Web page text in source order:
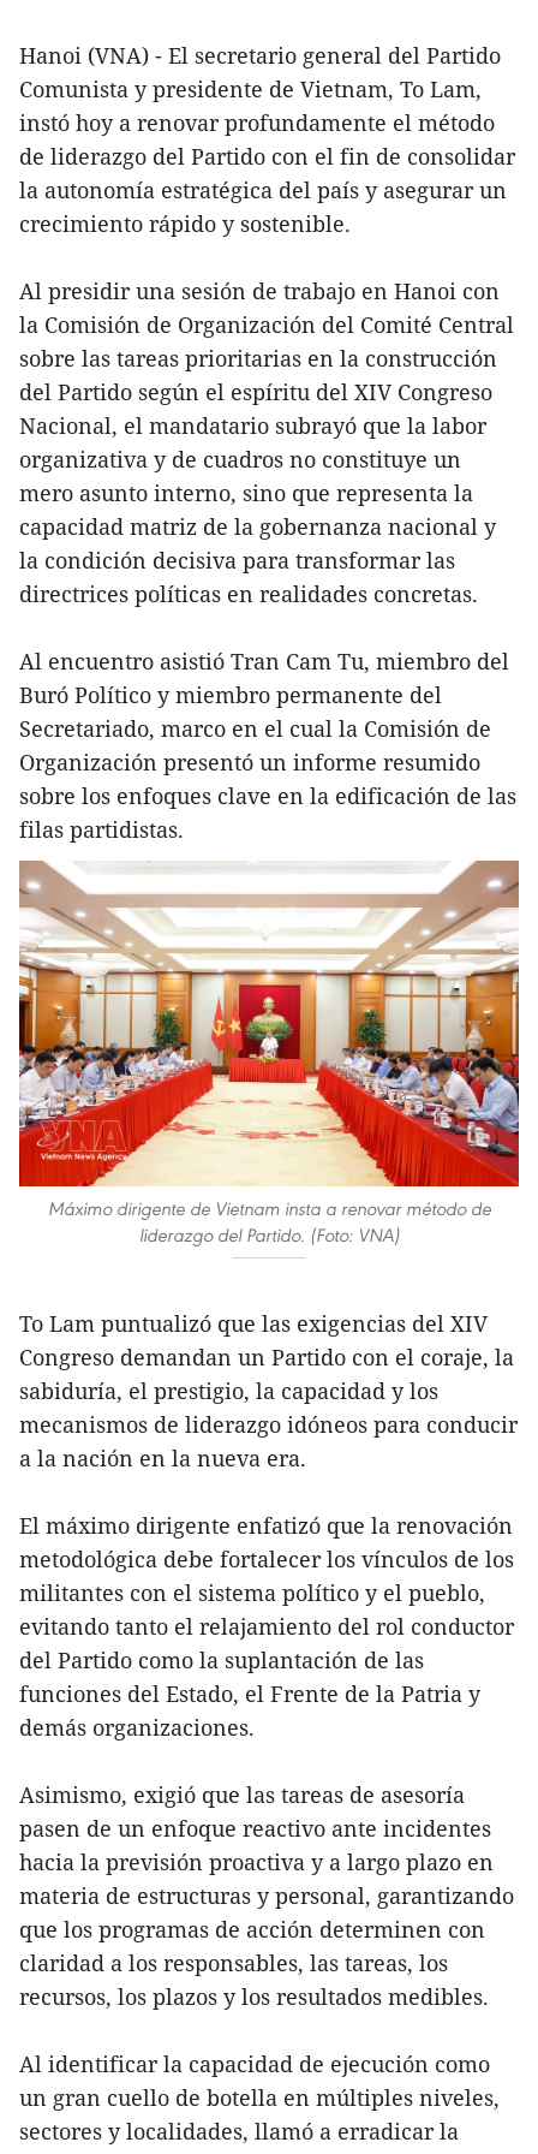
Hanoi (VNA) - El secretario general del Partido
Comunista y presidente de Vietnam, To Lam,
instó hoy a renovar profundamente el método
de liderazgo del Partido con el fin de consolidar
la autonomía estratégica del país y asegurar un
crecimiento rápido y sostenible.
Al presidir una sesión de trabajo en Hanoi con
la Comisión de Organización del Comité Central
sobre las tareas prioritarias en la construcción
del Partido según el espíritu del XIV Congreso
Nacional, el mandatario subrayó que la labor
organizativa y de cuadros no constituye un
mero asunto interno, sino que representa la
capacidad matriz de la gobernanza nacional y
la condición decisiva para transformar las
directrices políticas en realidades concretas.
Al encuentro asistió Tran Cam Tu, miembro del
Buró Político y miembro permanente del
Secretariado, marco en el cual la Comisión de
Organización presentó un informe resumido
sobre los enfoques clave en la edificación de las
filas partidistas.
Máximo dirigente de Vietnam insta a renovar método de
liderazgo del Partido. (Foto: VNA)
To Lam puntualizó que las exigencias del XIV
Congreso demandan un Partido con el coraje, la
sabiduría, el prestigio, la capacidad y los
mecanismos de liderazgo idóneos para conducir
a la nación en la nueva era.
El máximo dirigente enfatizó que la renovación
metodológica debe fortalecer los vínculos de los
militantes con el sistema político y el pueblo,
evitando tanto el relajamiento del rol conductor
del Partido como la suplantación de las
funciones del Estado, el Frente de la Patria y
demás organizaciones.
Asimismo, exigió que las tareas de asesoría
pasen de un enfoque reactivo ante incidentes
hacia la previsión proactiva y a largo plazo en
materia de estructuras y personal, garantizando
que los programas de acción determinen con
claridad a los responsables, las tareas, los
recursos, los plazos y los resultados medibles.
Al identificar la capacidad de ejecución como
un gran cuello de botella en múltiples niveles,
sectores y localidades, llamó a erradicar la